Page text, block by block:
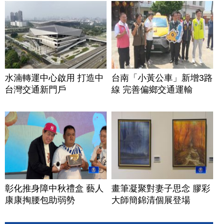
水湳轉運中心啟用 打造中
台灣交通新門戶
台南「小黃公車」新增3路
線 完善偏鄉交通運輸
彰化推身障中秋禮盒 藝人
康康掏腰包助弱勢
畫筆凝聚對妻子思念 膠彩
大師簡錦清個展登場